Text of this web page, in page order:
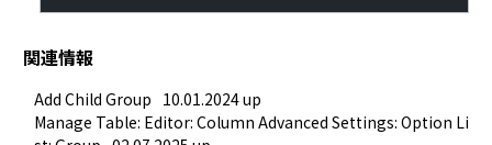
関連情報
Add Child Group 10.01.2024 up
Manage Table: Editor: Column Advanced Settings: Option Li